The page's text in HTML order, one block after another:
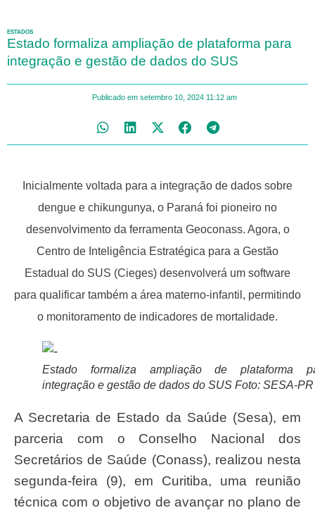
ESTADOS
Estado formaliza ampliação de plataforma para
integração e gestão de dados do SUS
Publicado em setembro 10, 2024 11:12 am
dengue e chikungunya, o Paraná foi pioneiro no
desenvolvimento da ferramenta Geoconass. Agora, o
Centro de Inteligência Estratégica para a Gestão
Estadual do SUS (Cieges) desenvolverá um software
para qualificar também a área materno-infantil, permitindo
o monitoramento de indicadores de mortalidade.
Estado formaliza ampliação de plataforma
integração e gestão de dados do SUS Foto: SESA-PR
A Secretaria de Estado da Saúde (Sesa), em
parceria com o Conselho Nacional dos
Secretários de Saúde (Conass), realizou nesta
segunda-feira (9), em Curitiba, uma reunião
técnica com o objetivo de avançar no plano de